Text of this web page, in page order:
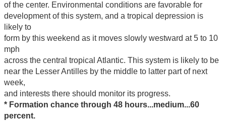
of the center. Environmental conditions are favorable for
development of this system, and a tropical depression is
likely to
form by this weekend as it moves slowly westward at 5 to 10
mph
across the central tropical Atlantic. This system is likely to be
near the Lesser Antilles by the middle to latter part of next
week,
and interests there should monitor its progress.
* Formation chance through 48 hours...medium...60
percent.